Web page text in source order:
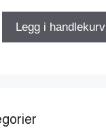
Legg i handlekurv